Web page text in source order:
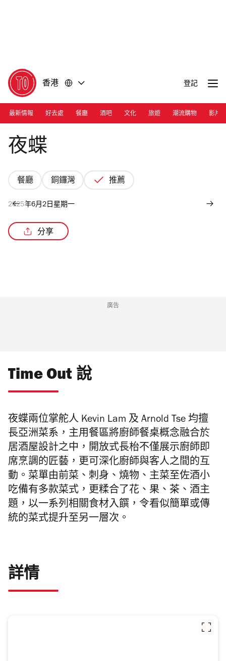
香港 登記
最新情報 好去處 餐廳 酒吧 文化 旅遊 潮流購物 影片
Photograph: Courtesy Yoruchohk
夜蝶
餐廳 銅鑼灣 推薦
2025年6月2日星期一
分享
廣告
Time Out 說
夜蝶兩位掌舵人 Kevin Lam 及 Arnold Tse 均擅
長亞洲菜系，主用餐區將廚師餐桌概念融合於
居酒屋設計之中，開放式長枱不僅展示廚師即
席烹調的匠藝，更可深化廚師與客人之間的互
動。菜單由前菜、刺身、燒物、主菜至佐酒小
吃備有多款菜式，更糅合了花、果、茶、酒主
題，以一系列相關食材入饌，令看似簡單或傳
統的菜式提升至另一層次。
詳情